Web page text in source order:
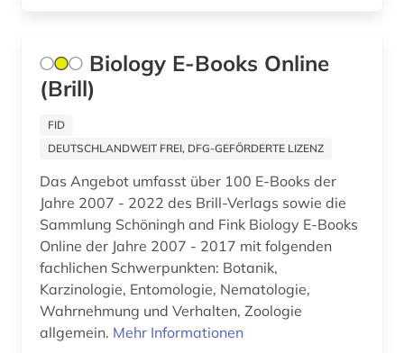
aeronomie (1)
african diaspora (1)
african studies (1)
african women (1)
afrika (35)
Island (14)
Jugoslawien (6)
Kanada (29)
Korea (7)
Kroatien (13)
Lettland (6)
Liechtenstein (6)
Biology E-Books Online
(Brill)
FID
DEUTSCHLANDWEIT FREI, DFG-GEFÖRDERTE LIZENZ
Das Angebot umfasst über 100 E-Books der
Jahre 2007 - 2022 des Brill-Verlags sowie die
Sammlung Schöningh and Fink Biology E-Books
Online der Jahre 2007 - 2017 mit folgenden
fachlichen Schwerpunkten: Botanik,
Karzinologie, Entomologie, Nematologie,
Wahrnehmung und Verhalten, Zoologie
allgemein. Mehr Informationen